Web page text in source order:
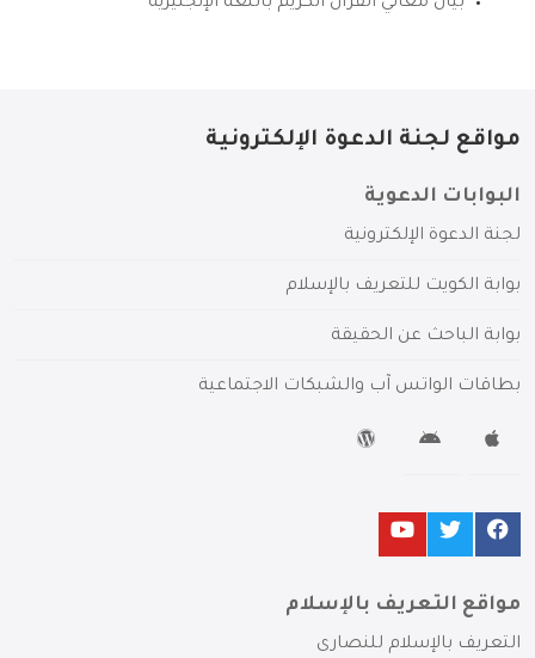
مواقع لجنة الدعوة الإلكترونية
البوابات الدعوية
لجنة الدعوة الإلكترونية
بوابة الكويت للتعريف بالإسلام
بوابة الباحث عن الحقيقة
بطاقات الواتس آب والشبكات الاجتماعية
مواقع التعريف بالإسلام
التعريف بالإسلام للنصارى